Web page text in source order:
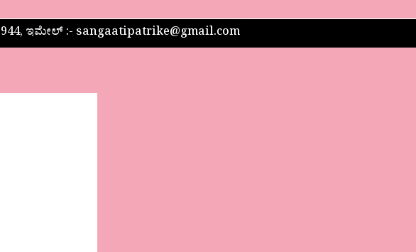
ಇಮೇಲ್ :- sangaatipatrike@gmail.com